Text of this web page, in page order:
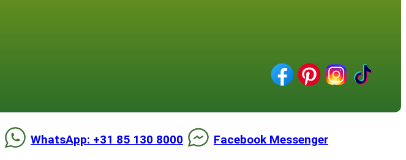
WhatsApp: +31 85 130 8000 Facebook Messenger